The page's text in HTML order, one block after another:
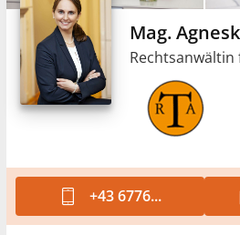
Mag.
+43 6776...